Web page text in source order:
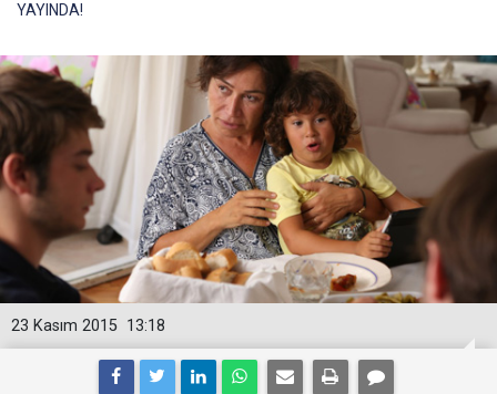
YAYINDA!
13:18
23 Kasım 2015